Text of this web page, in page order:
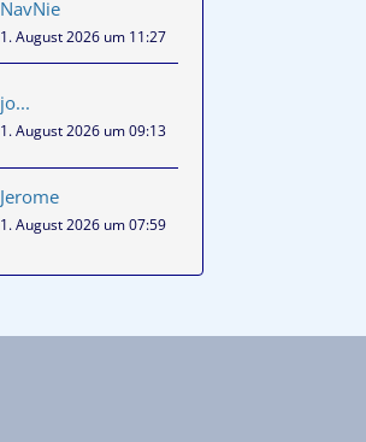
NavNie
1. August 2026 um 11:27
jo...
1. August 2026 um 09:13
Jerome
1. August 2026 um 07:59